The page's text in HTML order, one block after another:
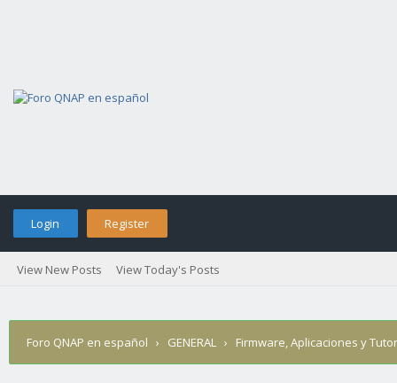
Login Register
View New Posts View Today's Posts
Foro QNAP en español › GENERAL › Firmware, Aplicaciones y